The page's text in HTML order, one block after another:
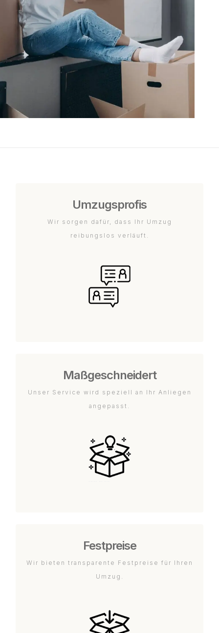
Umzugsprofis
Wir sorgen dafür, dass Ihr Umzug
reibungslos verläuft.
Maßgeschneidert
Unser Service wird speziell an Ihr Anliegen
angepasst.
Festpreise
Wir bieten transparente Festpreise für Ihren
Umzug.